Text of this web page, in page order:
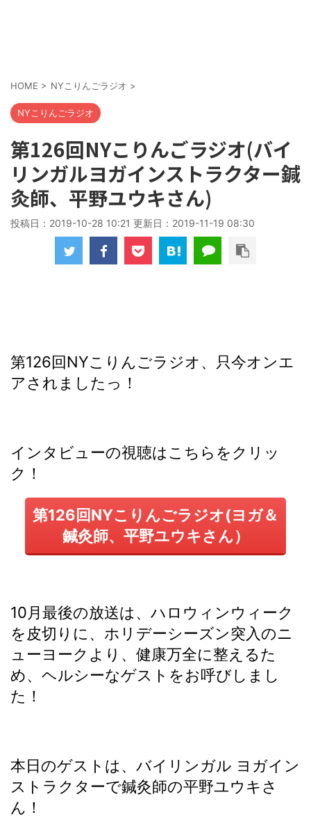
HOME > NYこりんごラジオ >
NYこりんごラジオ
第126回NYこりんごラジオ(バイ
リンガルヨガインストラクター鍼
灸師、平野ユウキさん)
投稿日：2019-10-28 10:21 更新日： 2019-11-19 08:30
第126回NYこりんごラジオ、只今オンエ
アされましたっ！
インタビューの視聴はこちらをクリッ
ク！
第126回NYこりんごラジオ(ヨガ＆
鍼灸師、平野ユウキさん）
10月最後の放送は、ハロウィンウィーク
を皮切りに、ホリデーシーズン突入のニ
ューヨークより、健康万全に整えるた
め、ヘルシーなゲストをお呼びしまし
た！
本日のゲストは、バイリンガル ヨガイン
ストラクターで鍼灸師の平野ユウキさ
ん！